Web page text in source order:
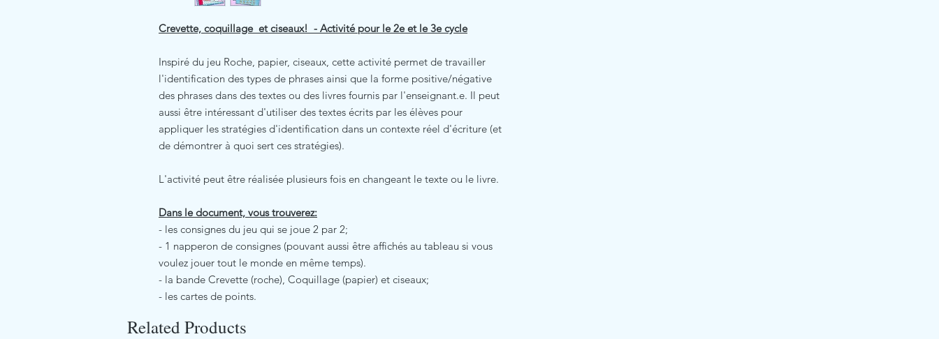
Crevette, coquillage et ciseaux! - Activité pour le 2e et le 3e cycle
Inspiré du jeu Roche, papier, ciseaux, cette activité permet de travailler
l'identification des types de phrases ainsi que la forme positive/négative
des phrases dans des textes ou des livres fournis par l'enseignant.e. Il peut
aussi être intéressant d'utiliser des textes écrits par les élèves pour
appliquer les stratégies d'identification dans un contexte réel d'écriture (et
de démontrer à quoi sert ces stratégies).
L'activité peut être réalisée plusieurs fois en changeant le texte ou le livre.
Dans le document, vous trouverez:
- les consignes du jeu qui se joue 2 par 2;
- 1 napperon de consignes (pouvant aussi être affichés au tableau si vous
voulez jouer tout le monde en même temps).
- la bande Crevette (roche), Coquillage (papier) et ciseaux;
- les cartes de points.
Related Products